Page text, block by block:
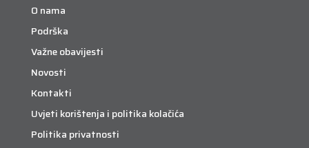
O nama
Podrška
Važne obavijesti
Novosti
Kontakti
Uvjeti korištenja i politika kolačića
Politika privatnosti